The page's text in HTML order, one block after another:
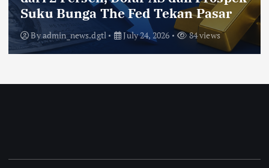
Suku Bunga The Fed Tekan Pasar
Byadmin_news.dgtl July 24, 2026 84 views